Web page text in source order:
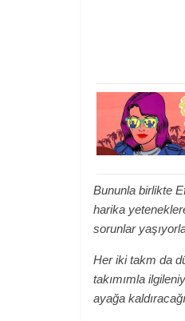
Bununla birlikte
harika
sorunlar
Her iki takm da
takımımla
ayağa